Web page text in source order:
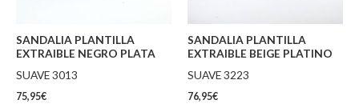
SANDALIA PLANTILLA
EXTRAIBLE NEGRO PLATA
SUAVE 3013
75,95€
SANDALIA PLANTILLA
EXTRAIBLE BEIGE PLATINO
SUAVE 3223
76,95€